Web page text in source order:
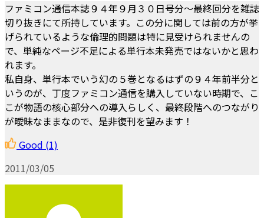
ファミコン通信本誌９４年９月３０日号分～最終回分を雑誌
切り抜きにて所持しています。この分に関しては前の方が挙
げられているような倫理的問題は特に見受けられませんの
で、単純なページ不足による単行本未発売ではないかと思わ
れます。
私自身、単行本でいう幻の５巻となるはずの９４年前半分と
いうのが、丁度ファミコン通信を購入していない時期で、こ
こが物語の核心部分への導入らしく、最終段階へのつながり
が曖昧なままなので、是非復刊を望みます！
Good (1)
2011/03/05